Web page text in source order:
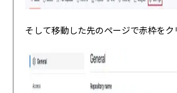
そして移動した先のページで赤枠をク